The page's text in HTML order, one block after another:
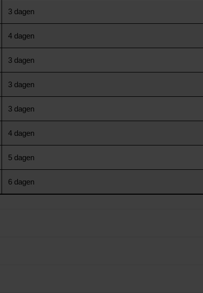
3 dagen
4 dagen
3 dagen
3 dagen
3 dagen
4 dagen
5 dagen
6 dagen